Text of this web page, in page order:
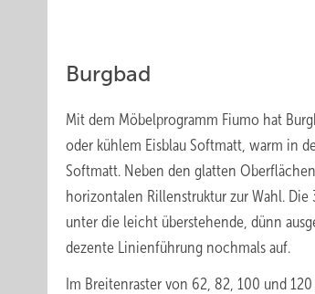
Burgbad
Mit dem Möbelprogramm Fiumo hat
oder kühlem Eisblau Softmatt, warm in
Softmatt. Neben den glatten
horizontalen Rillenstruktur zur Wahl.
unter die leicht überstehende, dünn
dezente Linienführung nochmals auf.
Im Breitenraster von 62, 82, 100 und